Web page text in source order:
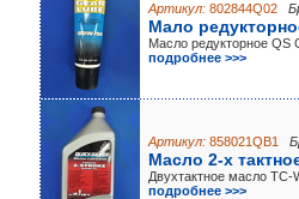
Артикул: 802844Q02
Мало
Масло редукторное QS
подробнее >>>
Артикул: 858021QB1
Масло 2-х
Двухтактное масло
подробнее >>>